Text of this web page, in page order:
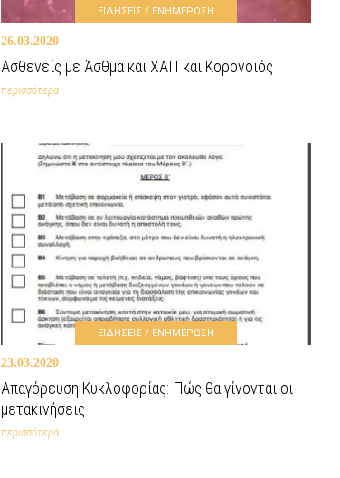
ΕΙΔΗΣΕΙΣ / ΕΝΗΜΕΡΩΣΗ
26.03.2020
Ασθενείς με Άσθμα και ΧΑΠ και Κορονοϊός
περισσότερα
ΕΙΔΗΣΕΙΣ / ΕΝΗΜΕΡΩΣΗ
23.03.2020
Απαγόρευση Κυκλοφορίας: Πώς θα γίνονται οι
μετακινήσεις
περισσότερα